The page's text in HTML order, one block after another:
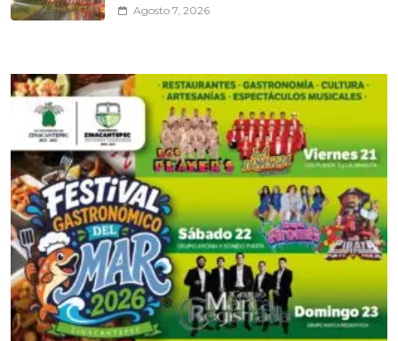
Agosto 7, 2026